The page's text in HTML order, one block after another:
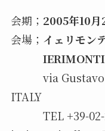
会期； 2005年10月
会場； イェリモン
IERIMONTI
via Gustavo
ITALY
TEL +39-02-